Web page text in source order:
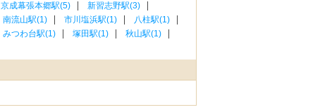
京成幕張本郷駅(5)
新習志野駅(3)
南流山駅(1) 市川塩浜駅(1)
八柱駅(1)
みつわ台駅(1) 塚田駅(1)
秋山駅(1)